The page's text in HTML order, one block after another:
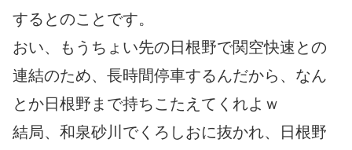
するとのことです。
おい、もうちょい先の日根野で関空快速との
連結のため、長時間停車するんだから、なん
とか日根野まで持ちこたえてくれよｗ
結局、和泉砂川でくろしおに抜かれ、日根野